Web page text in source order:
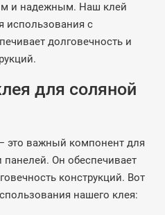
и надежным. Наш клей
использования с
долговечность и
для соляной
это важный компонент для
Он обеспечивает
конструкций. Вот
нашего клея: